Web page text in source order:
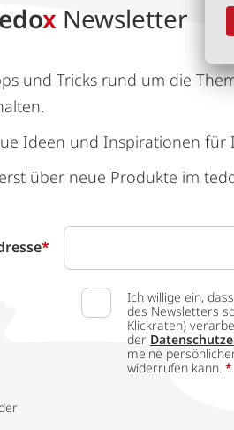
x Newsletter
und Tricks rund um die
Ideen und Inspirationen für
über neue Produkte im
*
Ich willige ein,
des Newsletters
Klickraten)
der
meine
widerrufen kann. *